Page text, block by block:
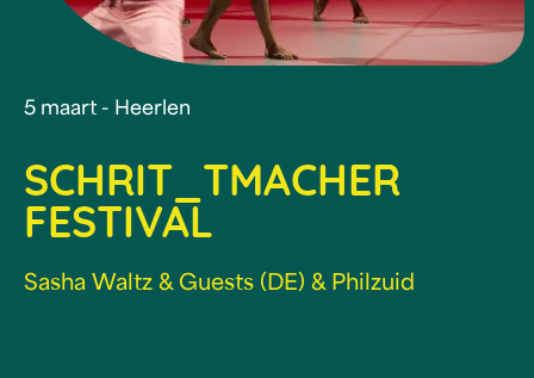
SCHRIT_TMACHER
FESTIVAL
5 maart - Heerlen
Sasha Waltz & Guests (DE) & Philzuid